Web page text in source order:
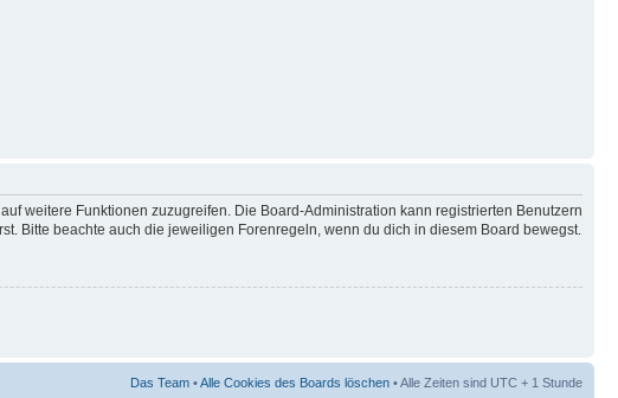
weitere Funktionen zuzugreifen. Die Board-Administration kann registrierten Benutzern
Bitte beachte auch die jeweiligen Forenregeln, wenn du dich in diesem Board bewegst.
Das Team •Alle Cookies des Boards löschen • Alle Zeiten sind UTC + 1 Stunde